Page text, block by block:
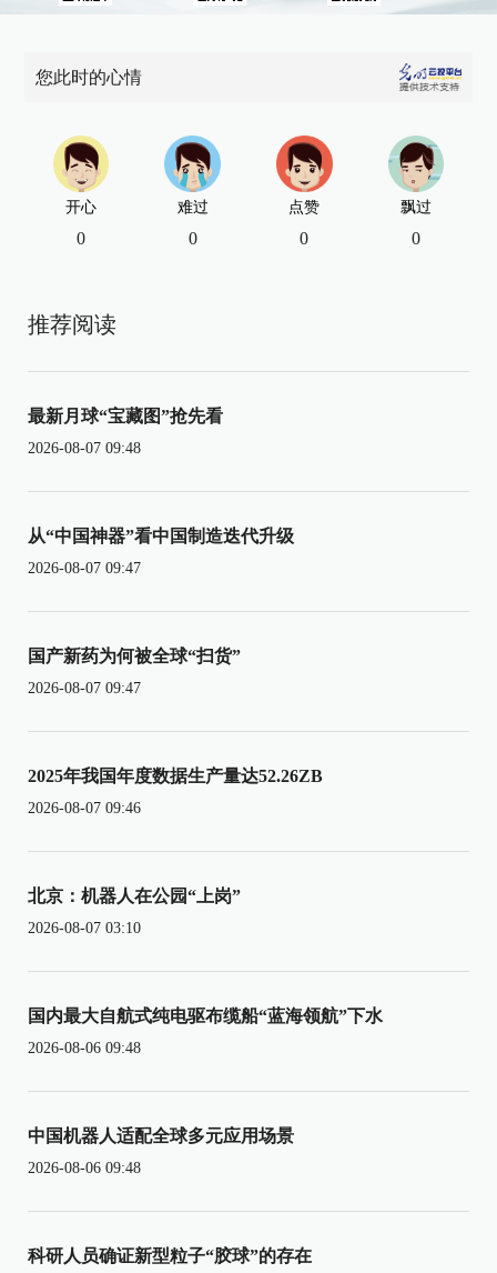
您此时的心情
开心
0
难过
0
点赞
0
飘过
0
推荐阅读
最新月球“宝藏图”抢先看
2026-08-07 09:48
从“中国神器”看中国制造迭代升级
2026-08-07 09:47
国产新药为何被全球“扫货”
2026-08-07 09:47
2025年我国年度数据生产量达52.26ZB
2026-08-07 09:46
北京：机器人在公园“上岗”
2026-08-07 03:10
国内最大自航式纯电驱布缆船“蓝海领航”下水
2026-08-06 09:48
中国机器人适配全球多元应用场景
2026-08-06 09:48
科研人员确证新型粒子“胶球”的存在